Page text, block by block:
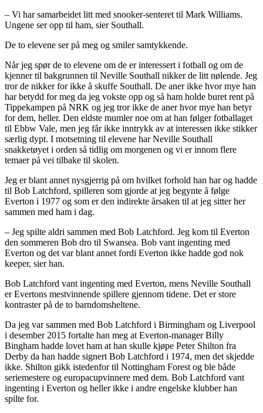
– Vi har samarbeidet litt med snooker-senteret til Mark Williams.
Ungene ser opp til ham, sier Southall.
De to elevene ser på meg og smiler samtykkende.
Når jeg spør de to elevene om de er interessert i fotball og om de
kjenner til bakgrunnen til Neville Southall nikker de litt nølende. Jeg
tror de nikker for ikke å skuffe Southall. De aner ikke hvor mye han
har betydd for meg da jeg vokste opp og så ham holde buret rent på
Tippekampen på NRK og jeg tror ikke de aner hvor mye han betyr
for dem, heller. Den eldste mumler noe om at han følger fotballaget
til Ebbw Vale, men jeg får ikke inntrykk av at interessen ikke stikker
særlig dypt. I motsetning til elevene har Neville Southall
snakketøyet i orden så tidlig om morgenen og vi er innom flere
temaer på vei tilbake til skolen.
Jeg er blant annet nysgjerrig på om hvilket forhold han har og hadde
til Bob Latchford, spilleren som gjorde at jeg begynte å følge
Everton i 1977 og som er den indirekte årsaken til at jeg sitter her
sammen med ham i dag.
– Jeg spilte aldri sammen med Bob Latchford. Jeg kom til Everton
den sommeren Bob dro til Swansea. Bob vant ingenting med
Everton og det var blant annet fordi Everton ikke hadde god nok
keeper, sier han.
Bob Latchford vant ingenting med Everton, mens Neville Southall
er Evertons mestvinnende spillere gjennom tidene. Det er store
kontraster på de to barndomsheltene.
Da jeg var sammen med Bob Latchford i Birmingham og Liverpool
i desember 2015 fortalte han meg at Everton-manager Billy
Bingham hadde lovet ham at han skulle kjøpe Peter Shilton fra
Derby da han hadde signert Bob Latchford i 1974, men det skjedde
ikke. Shilton gikk istedenfor til Nottingham Forest og ble både
seriemestere og europacupvinnere med dem. Bob Latchford vant
ingenting i Everton og heller ikke i andre engelske klubber han
spilte for.